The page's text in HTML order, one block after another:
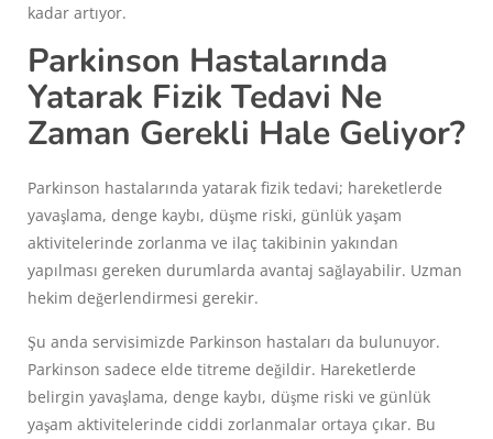
kadar artıyor.
Parkinson Hastalarında
Yatarak Fizik Tedavi Ne
Zaman Gerekli Hale Geliyor?
Parkinson hastalarında yatarak fizik tedavi; hareketlerde
yavaşlama, denge kaybı, düşme riski, günlük yaşam
aktivitelerinde zorlanma ve ilaç takibinin yakından
yapılması gereken durumlarda avantaj sağlayabilir. Uzman
hekim değerlendirmesi gerekir.
Şu anda servisimizde Parkinson hastaları da bulunuyor.
Parkinson sadece elde titreme değildir. Hareketlerde
belirgin yavaşlama, denge kaybı, düşme riski ve günlük
yaşam aktivitelerinde ciddi zorlanmalar ortaya çıkar. Bu